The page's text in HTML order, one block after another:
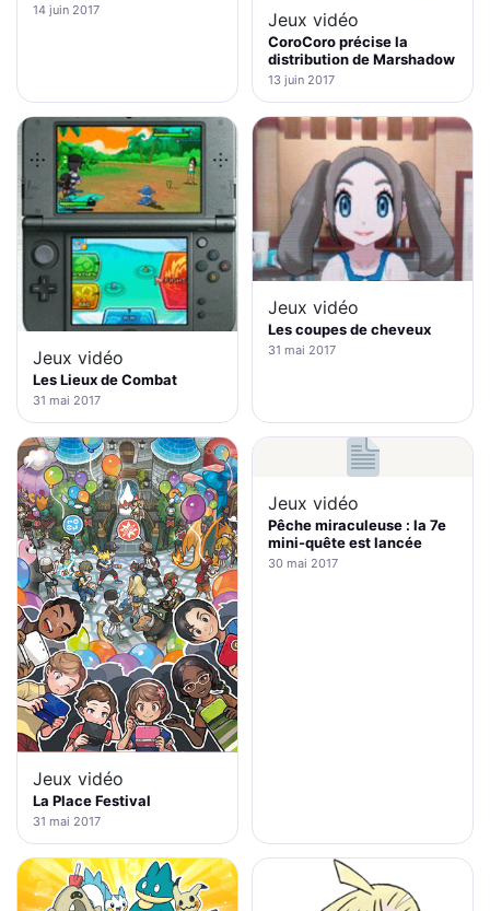
14 juin 2017 Jeux vidéo
CoroCoro précise la
distribution de Marshadow
13 juin 2017
Jeux vidéo
Les Lieux de Combat
31 mai 2017
Jeux vidéo
Les coupes de cheveux
31 mai 2017
Jeux vidéo
La Place Festival
31 mai 2017
Jeux vidéo
Pêche miraculeuse : la 7e
mini-quête est lancée
30 mai 2017